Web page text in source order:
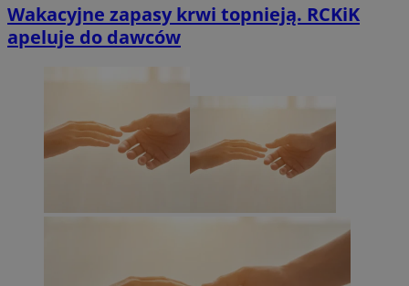
Wakacyjne zapasy krwi topnieją. RCKiK
apeluje do dawców